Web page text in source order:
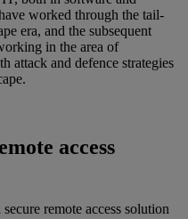
worked through the tail-
era, and the subsequent
in the area of
attack and defence strategies
access
remote access solution